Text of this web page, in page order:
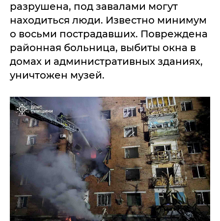
разрушена, под завалами могут
находиться люди. Известно минимум
о восьми пострадавших. Повреждена
районная больница, выбиты окна в
домах и административных зданиях,
уничтожен музей.